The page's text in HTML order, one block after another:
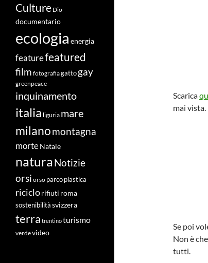
Scarica
mai vista.
Se poi
Non è
tutti.
Culture Dio
documentario
ecologia energia
featurefeatured
film fotografiagatto gay
greenpeace
inquinamento
italia liguria mare
milanomontagna
morteNatale
naturaNotizie
orsi orso parco plastica
riciclorifiuti roma
sostenibilità svizzera
terra trentinoturismo
verdevideo